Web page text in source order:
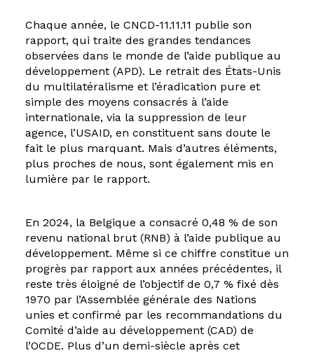
Chaque année, le CNCD-11.11.11 publie son
rapport, qui traite des grandes tendances
observées dans le monde de l’aide publique au
développement (APD). Le retrait des États-Unis
du multilatéralisme et l’éradication pure et
simple des moyens consacrés à l’aide
internationale, via la suppression de leur
agence, l’USAID, en constituent sans doute le
fait le plus marquant. Mais d’autres éléments,
plus proches de nous, sont également mis en
lumière par le rapport.
En 2024, la Belgique a consacré 0,48 % de son
revenu national brut (RNB) à l’aide publique au
développement. Même si ce chiffre constitue un
progrès par rapport aux années précédentes, il
reste très éloigné de l’objectif de 0,7 % fixé dès
1970 par l’Assemblée générale des Nations
unies et confirmé par les recommandations du
Comité d’aide au développement (CAD) de
l’OCDE. Plus d’un demi-siècle après cet